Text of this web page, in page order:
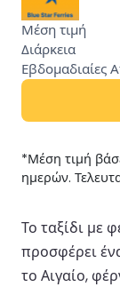
*Μέση τιμή
ημερών.
Το ταξίδι με
προσφέρει
το Αιγαίο,